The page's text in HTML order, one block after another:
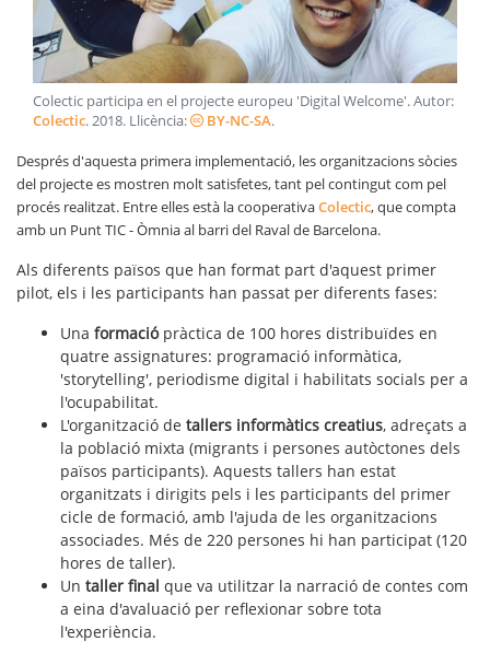
Colectic participa en el projecte europeu 'Digital Welcome'. Autor:
Colectic.2018. Llicència: BY-NC-SA.
Després d'aquesta primera implementació, les organitzacions sòcies
del projecte es mostren molt satisfetes, tant pel contingut com pel
procés realitzat. Entre elles està la cooperativaColectic, que compta
amb un Punt TIC - Òmnia al barri del Raval de Barcelona.
Als diferents països que han format part d'aquest primer
pilot, els i les participants han passat per diferents fases:
Una formaciópràctica de 100 hores distribuïdes en
quatre assignatures: programació informàtica,
'storytelling', periodisme digital i habilitats socials per a
l'ocupabilitat.
L'organització de tallers informàtics creatius, adreçats a
la població mixta (migrants i persones autòctones dels
països participants). Aquests tallers han estat
organitzats i dirigits pels i les participants del primer
cicle de formació, amb l'ajuda de les organitzacions
associades. Més de 220 persones hi han participat (120
hores de taller).
Un taller final que va utilitzar la narració de contes com
a eina d'avaluació per reflexionar sobre tota
l'experiència.